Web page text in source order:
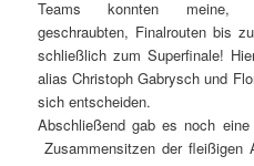
Teams konnten meine,
geschraubten, Finalrouten bis
schließlich zum Superfinale!
alias Christoph Gabrysch und
sich entscheiden.
Abschließend gab es noch
Zusammensitzen der